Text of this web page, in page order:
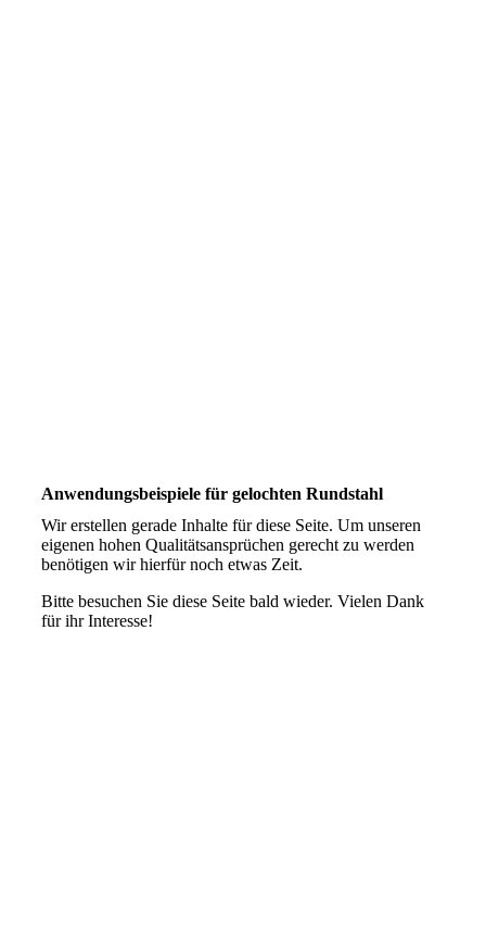
Anwendungsbeispiele für gelochten Rundstahl
Wir erstellen gerade Inhalte für diese Seite. Um unseren
eigenen hohen Qualitätsansprüchen gerecht zu werden
benötigen wir hierfür noch etwas Zeit.
Bitte besuchen Sie diese Seite bald wieder. Vielen Dank
für ihr Interesse!